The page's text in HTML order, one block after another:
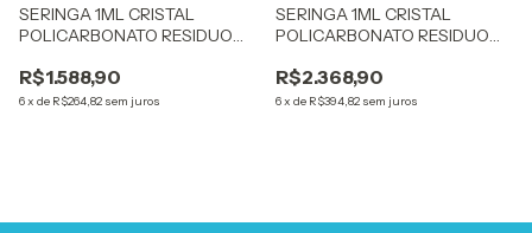
SERINGA 1ML CRISTAL
POLICARBONATO RESIDUO
R$1.588,90
6x de R$264,82 sem juros
SERINGA 1ML CRISTAL
POLICARBONATO RESIDUO
R$2.368,90
6x de R$394,82 sem juros